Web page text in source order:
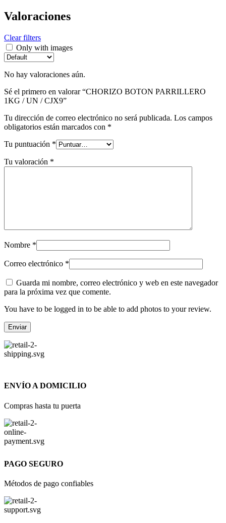
Valoraciones
Clear filters
Only with images
No hay valoraciones aún.
Sé el primero en valorar “CHORIZO BOTON PARRILLERO
1KG / UN / CJX9”
Tu dirección de correo electrónico no será publicada. Los campos
obligatorios están marcados con *
Tu puntuación *
Tu valoración *
Nombre *
Correo electrónico *
Guarda mi nombre, correo electrónico y web en este navegador
para la próxima vez que comente.
You have to be logged in to be able to add photos to your review.
ENVÍO A DOMICILIO
Compras hasta tu puerta
PAGO SEGURO
Métodos de pago confiables